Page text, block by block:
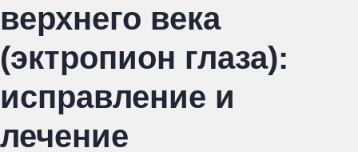
верхнего века
(эктропион глаза):
исправление и
лечение